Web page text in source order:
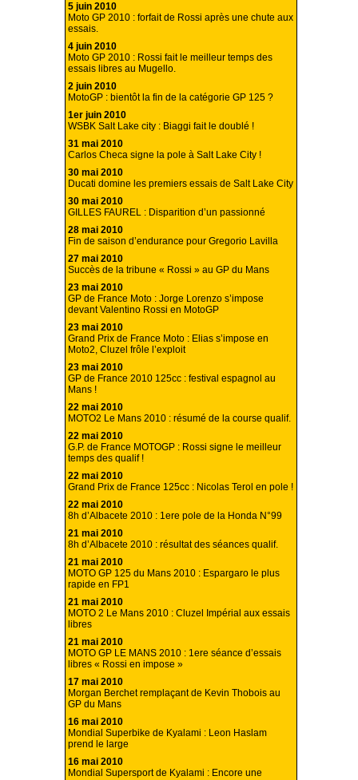
5 juin 2010
Moto GP 2010 : forfait de Rossi après une chute aux
essais.
4 juin 2010
Moto GP 2010 : Rossi fait le meilleur temps des
essais libres au Mugello.
2 juin 2010
MotoGP : bientôt la fin de la catégorie GP 125 ?
1er juin 2010
WSBK Salt Lake city : Biaggi fait le doublé !
31 mai 2010
Carlos Checa signe la pole à Salt Lake City !
30 mai 2010
Ducati domine les premiers essais de Salt Lake City
30 mai 2010
GILLES FAUREL : Disparition d’un passionné
28 mai 2010
Fin de saison d’endurance pour Gregorio Lavilla
27 mai 2010
Succès de la tribune « Rossi » au GP du Mans
23 mai 2010
GP de France Moto : Jorge Lorenzo s’impose
devant Valentino Rossi en MotoGP
23 mai 2010
Grand Prix de France Moto : Elias s’impose en
Moto2, Cluzel frôle l’exploit
23 mai 2010
GP de France 2010 125cc : festival espagnol au
Mans !
22 mai 2010
MOTO2 Le Mans 2010 : résumé de la course qualif.
22 mai 2010
G.P. de France MOTOGP : Rossi signe le meilleur
temps des qualif !
22 mai 2010
Grand Prix de France 125cc : Nicolas Terol en pole !
22 mai 2010
8h d’Albacete 2010 : 1ere pole de la Honda N°99
21 mai 2010
8h d’Albacete 2010 : résultat des séances qualif.
21 mai 2010
MOTO GP 125 du Mans 2010 : Espargaro le plus
rapide en FP1
21 mai 2010
MOTO 2 Le Mans 2010 : Cluzel Impérial aux essais
libres
21 mai 2010
MOTO GP LE MANS 2010 : 1ere séance d’essais
libres « Rossi en impose »
17 mai 2010
Morgan Berchet remplaçant de Kevin Thobois au
GP du Mans
16 mai 2010
Mondial Superbike de Kyalami : Leon Haslam
prend le large
16 mai 2010
Mondial Supersport de Kyalami : Encore une